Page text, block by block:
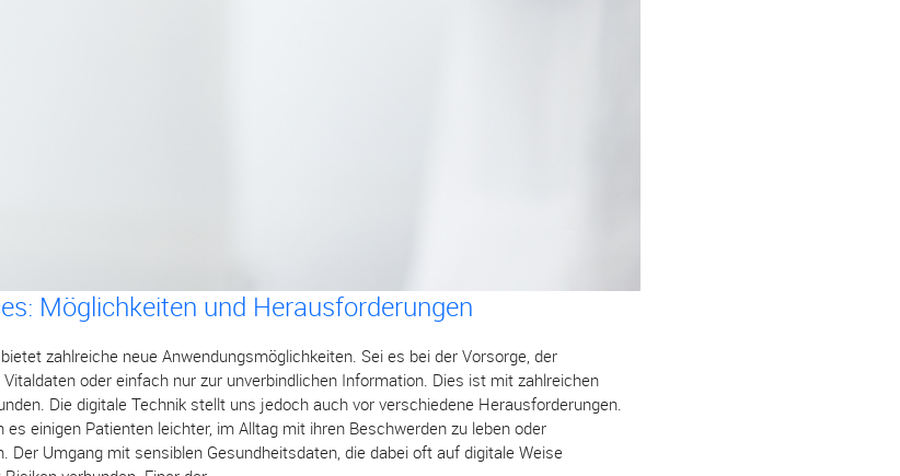
Möglichkeiten und Herausforderungen
zahlreiche neue Anwendungsmöglichkeiten. Sei es bei der Vorsorge, der
oder einfach nur zur unverbindlichen Information. Dies ist mit zahlreichen
Die digitale Technik stellt uns jedoch auch vor verschiedene Herausforderungen.
einigen Patienten leichter, im Alltag mit ihren Beschwerden zu leben oder
Der Umgang mit sensiblen Gesundheitsdaten, die dabei oft auf digitale Weise